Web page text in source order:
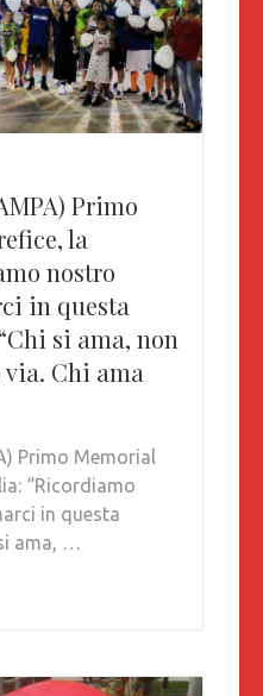
Primo
la
nostro
in questa
si ama, non
Chi ama
Primo Memorial
“Ricordiamo
in questa
ama, …